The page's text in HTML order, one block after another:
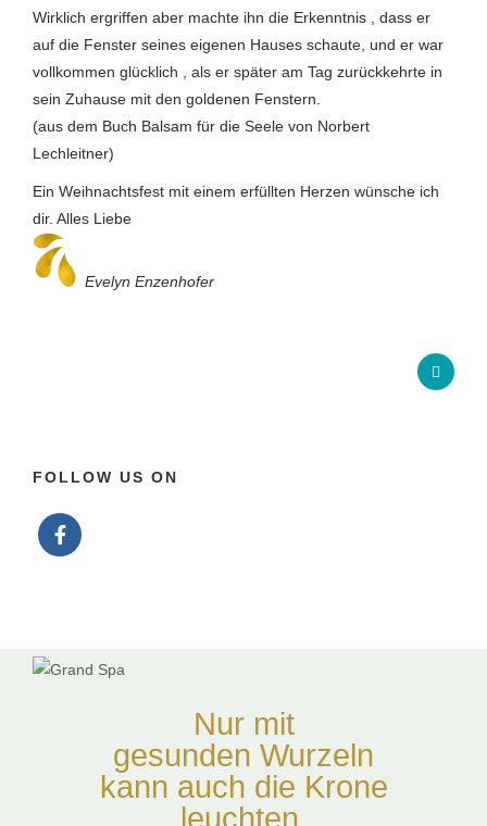
Wirklich ergriffen aber machte ihn die Erkenntnis , dass er
auf die Fenster seines eigenen Hauses schaute, und er war
vollkommen glücklich , als er später am Tag zurückkehrte in
sein Zuhause mit den goldenen Fenstern.
(aus dem Buch Balsam für die Seele von Norbert
Lechleitner)
Ein Weihnachtsfest mit einem erfüllten Herzen wünsche ich
dir. Alles Liebe
Evelyn Enzenhofer
FOLLOW US ON
Nur mit
gesunden Wurzeln
kann auch die Krone
leuchten.